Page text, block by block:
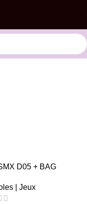
D05 + BAG
| Jeux